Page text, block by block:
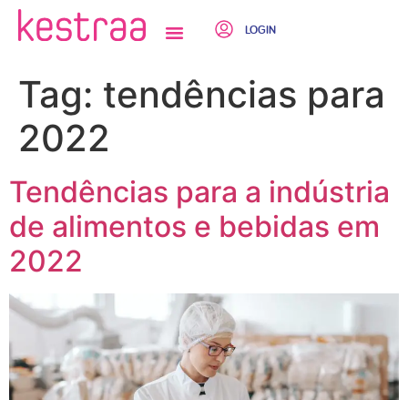
LOGIN
Tag: tendências para
2022
Tendências para a indústria
de alimentos e bebidas em
2022